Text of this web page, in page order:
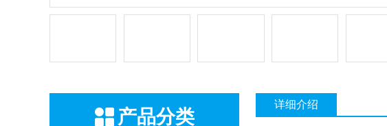
产品分类
详细介绍